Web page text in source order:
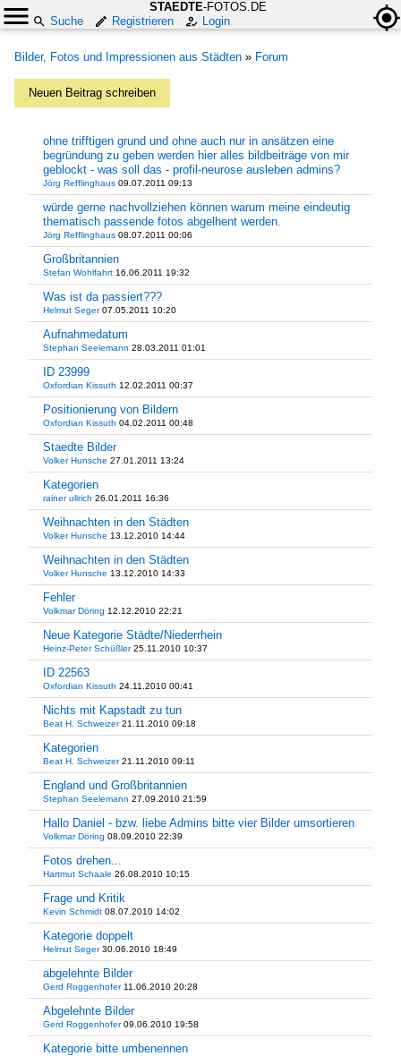
STAEDTE-FOTOS.DE
Suche
Registrieren Login
Bilder, Fotos und Impressionen aus Städten » Forum
Neuen Beitrag schreiben
ohne trifftigen grund und ohne auch nur in ansätzen eine
begründung zu geben werden hier alles bildbeiträge von mir
geblockt - was soll das - profil-neurose ausleben admins?
Jörg Refflinghaus 09.07.2011 09:13
würde gerne nachvollziehen können warum meine eindeutig
thematisch passende fotos abgelhent werden.
Jörg Refflinghaus 08.07.2011 00:06
Großbritannien
Stefan Wohlfahrt 16.06.2011 19:32
Was ist da passiert???
Helmut Seger07.05.2011 10:20
Aufnahmedatum
Stephan Seelemann 28.03.2011 01:01
ID 23999
Oxfordian Kissuth 12.02.2011 00:37
Positionierung von Bildern
Oxfordian Kissuth 04.02.2011 00:48
Staedte Bilder
Volker Hunsche 27.01.2011 13:24
Kategorien
rainer ullrich 26.01.2011 16:36
Weihnachten in den Städten
Volker Hunsche 13.12.2010 14:44
Weihnachten in den Städten
Volker Hunsche 13.12.2010 14:33
Fehler
Volkmar Döring 12.12.2010 22:21
Neue Kategorie Städte/Niederrhein
Heinz-Peter Schüßler25.11.2010 10:37
ID 22563
Oxfordian Kissuth 24.11.2010 00:41
Nichts mit Kapstadt zu tun
Beat H. Schweizer21.11.2010 09:18
Kategorien
Beat H. Schweizer21.11.2010 09:11
England und Großbritannien
Stephan Seelemann 27.09.2010 21:59
Hallo Daniel - bzw. liebe Admins bitte vier Bilder umsortieren
Volkmar Döring 08.09.2010 22:39
Fotos drehen...
Hartmut Schaale 26.08.2010 10:15
Frage und Kritik
Kevin Schmidt 08.07.2010 14:02
Kategorie doppelt
Helmut Seger30.06.2010 18:49
abgelehnte Bilder
Gerd Roggenhofer11.06.2010 20:28
Abgelehnte Bilder
Gerd Roggenhofer09.06.2010 19:58
Kategorie bitte umbenennen